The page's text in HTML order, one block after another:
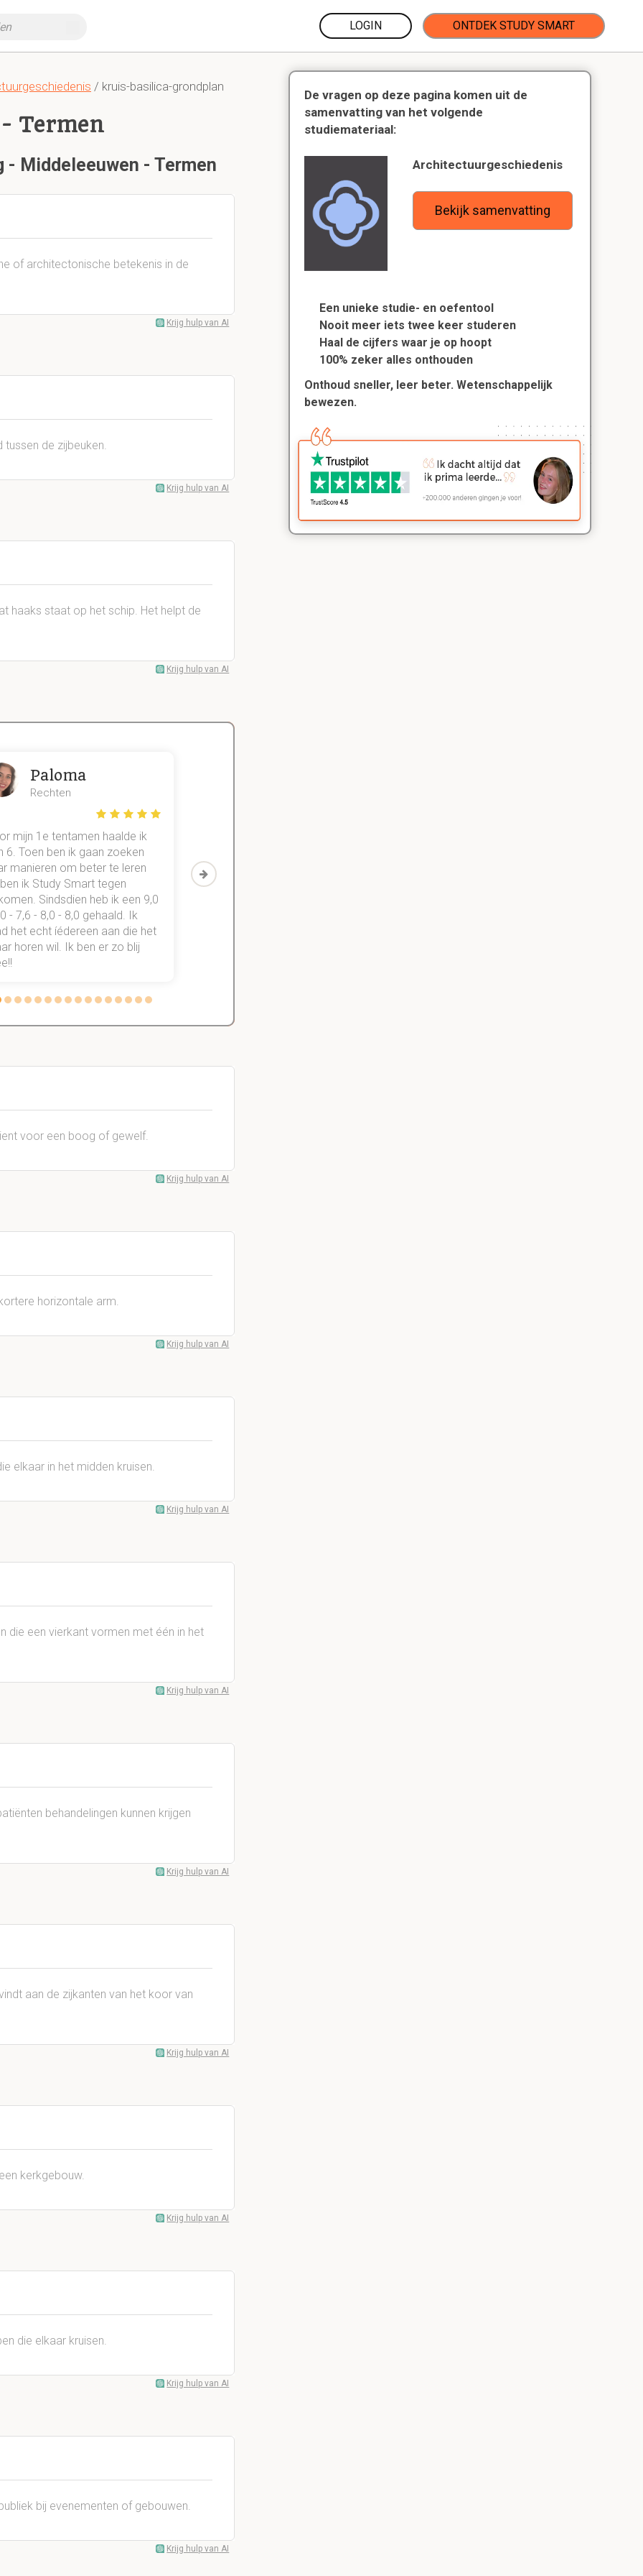
LOGIN ONTDEK STUDY SMART
/ kruis-basilica-grondplan
Termen
- Middeleeuwen - Termen
of architectonische betekenis in de
Krijg hulp van AI
de zijbeuken.
Krijg hulp van AI
haaks staat op het schip. Het helpt de
Krijg hulp van AI
Paloma
Rechten
mijn 1e tentamen haalde ik
6. Toen ben ik gaan zoeken
manieren om beter te leren
ik Study Smart tegen
Sindsdien heb ik een 9,0
- 7,6 - 8,0 - 8,0 gehaald. Ik
het echt íédereen aan die het
horen wil. Ik ben er zo blij
vakken. Sinds ik mijn
aantekeningen digitaal maak in
voor een boog of gewelf.
Krijg hulp van AI
horizontale arm.
Krijg hulp van AI
elkaar in het midden kruisen.
Krijg hulp van AI
die een vierkant vormen met één in het
Krijg hulp van AI
behandelingen kunnen krijgen
Krijg hulp van AI
aan de zijkanten van het koor van
Krijg hulp van AI
kerkgebouw.
Krijg hulp van AI
die elkaar kruisen.
Krijg hulp van AI
bij evenementen of gebouwen.
Krijg hulp van AI
De vragen op deze pagina komen uit de
samenvatting van het volgende
studiemateriaal:
Architectuurgeschiedenis
Bekijk samenvatting
Een unieke studie- en oefentool
Nooit meer iets twee keer studeren
Haal de cijfers waar je op hoopt
100% zeker alles onthouden
Onthoud sneller, leer beter. Wetenschappelijk
bewezen.